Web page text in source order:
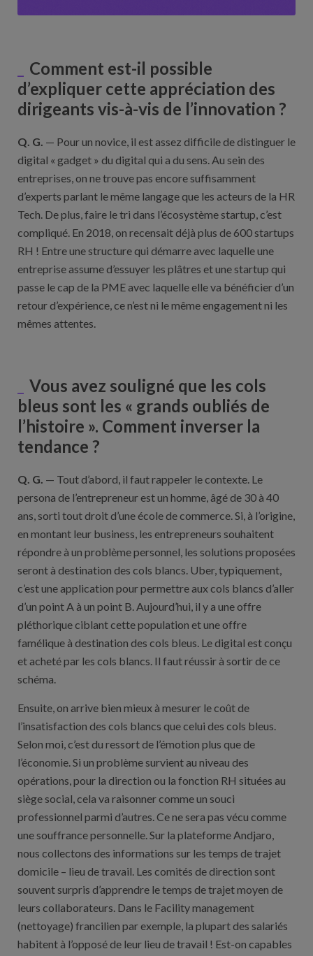
Comment est-il possible
d’expliquer cette appréciation des
dirigeants vis-à-vis de l’innovation ?
Q. G. — Pour un novice, il est assez difficile de distinguer le
digital « gadget » du digital qui a du sens. Au sein des
entreprises, on ne trouve pas encore suffisamment
d’experts parlant le même langage que les acteurs de la HR
Tech. De plus, faire le tri dans l’écosystème startup, c’est
compliqué. En 2018, on recensait déjà plus de 600 startups
RH ! Entre une structure qui démarre avec laquelle une
entreprise assume d’essuyer les plâtres et une startup qui
passe le cap de la PME avec laquelle elle va bénéficier d’un
retour d’expérience, ce n’est ni le même engagement ni les
mêmes attentes.
Vous avez souligné que les cols
bleus sont les « grands oubliés de
l’histoire ». Comment inverser la
tendance ?
Q. G. — Tout d’abord, il faut rappeler le contexte. Le
persona de l’entrepreneur est un homme, âgé de 30 à 40
ans, sorti tout droit d’une école de commerce. Si, à l’origine,
en montant leur business, les entrepreneurs souhaitent
répondre à un problème personnel, les solutions proposées
seront à destination des cols blancs. Uber, typiquement,
c’est une application pour permettre aux cols blancs d’aller
d’un point A à un point B. Aujourd’hui, il y a une offre
pléthorique ciblant cette population et une offre
famélique à destination des cols bleus. Le digital est conçu
et acheté par les cols blancs. Il faut réussir à sortir de ce
schéma.
Ensuite, on arrive bien mieux à mesurer le coût de
l’insatisfaction des cols blancs que celui des cols bleus.
Selon moi, c’est du ressort de l’émotion plus que de
l’économie. Si un problème survient au niveau des
opérations, pour la direction ou la fonction RH situées au
siège social, cela va raisonner comme un souci
professionnel parmi d’autres. Ce ne sera pas vécu comme
une souffrance personnelle. Sur la plateforme Andjaro,
nous collectons des informations sur les temps de trajet
domicile – lieu de travail. Les comités de direction sont
souvent surpris d’apprendre le temps de trajet moyen de
leurs collaborateurs. Dans le Facility management
(nettoyage) francilien par exemple, la plupart des salariés
habitent à l’opposé de leur lieu de travail ! Est-on capables